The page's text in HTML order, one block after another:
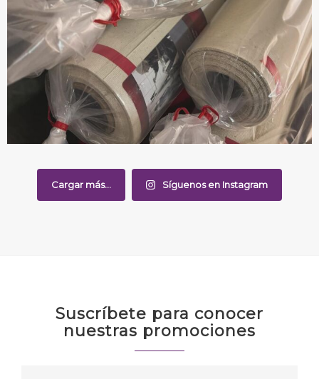
Cargar más... Síguenos en Instagram
Suscríbete para conocer
nuestras promociones